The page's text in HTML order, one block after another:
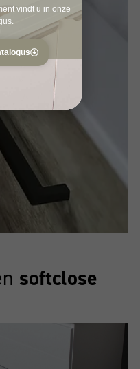
softclose
vindt u in onze